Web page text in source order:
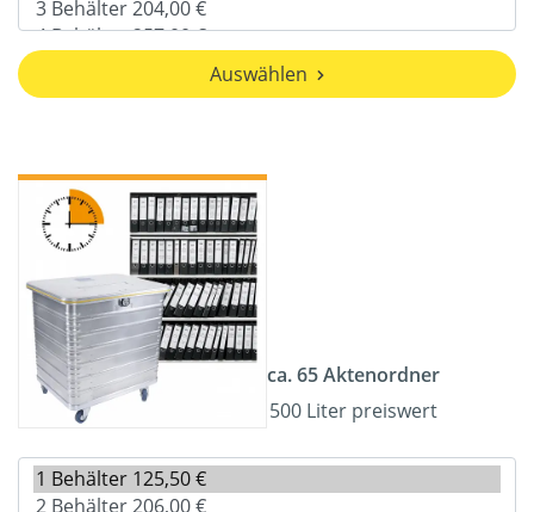
Auswählen
ca. 65 Aktenordner
500 Liter preiswert